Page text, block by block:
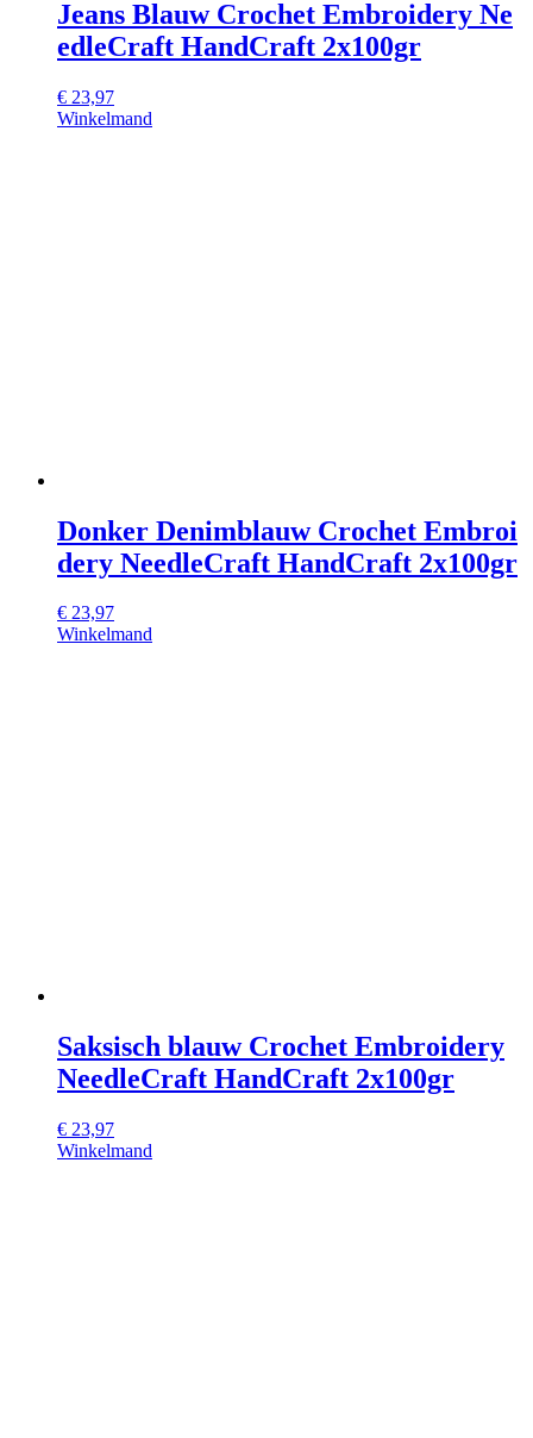
Jeans Blauw Crochet Embroidery Ne
edleCraft HandCraft 2x100gr
€ 23,97
Winkelmand
Donker Denimblauw Crochet Embroi
dery NeedleCraft HandCraft 2x100gr
€ 23,97
Winkelmand
Saksisch blauw Crochet Embroidery
NeedleCraft HandCraft 2x100gr
€ 23,97
Winkelmand